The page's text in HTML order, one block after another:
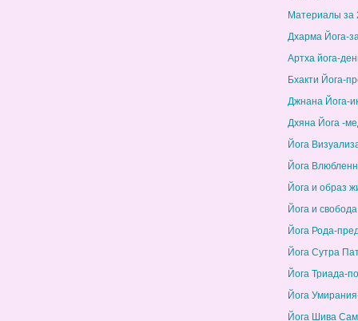
Материалы за
Дхарма Йога-
Артха йога-
Бхакти Йога-
Джнана Йога-
Дхяна Йога -
Йога
Йога
Йога и образ
Йога и свобода
Йога Рода-
Йога Сутра
Йога Триада-
Йога
Йога Шива